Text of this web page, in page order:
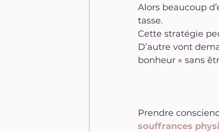
Alors beaucoup
tasse.
Cette stratégie
D’autre vont
bonheur » sans
Prendre
souffrances